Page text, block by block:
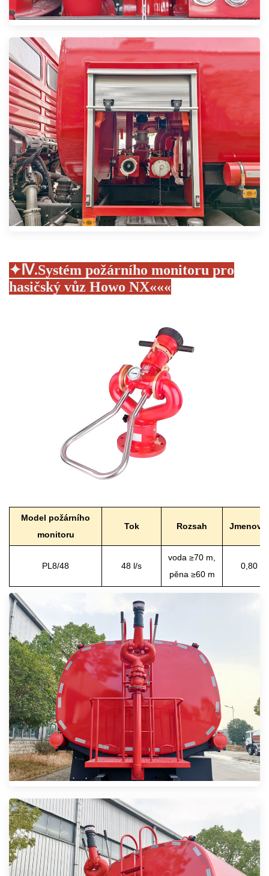
✦ Ⅳ.Systém požárního monitoru pro
hasičský vůz Howo NX«««
Model požárního
monitoru
Tok Rozsah
PL8/48 48 l/s
voda ≥70 m,
pěna ≥60 m
0,80